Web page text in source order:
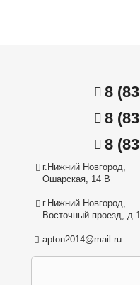
8
8
8
г.Нижний Новгород,
Ошарская, 14 В
г.Нижний Новгород,
Восточный проезд,
apton2014@mail.ru